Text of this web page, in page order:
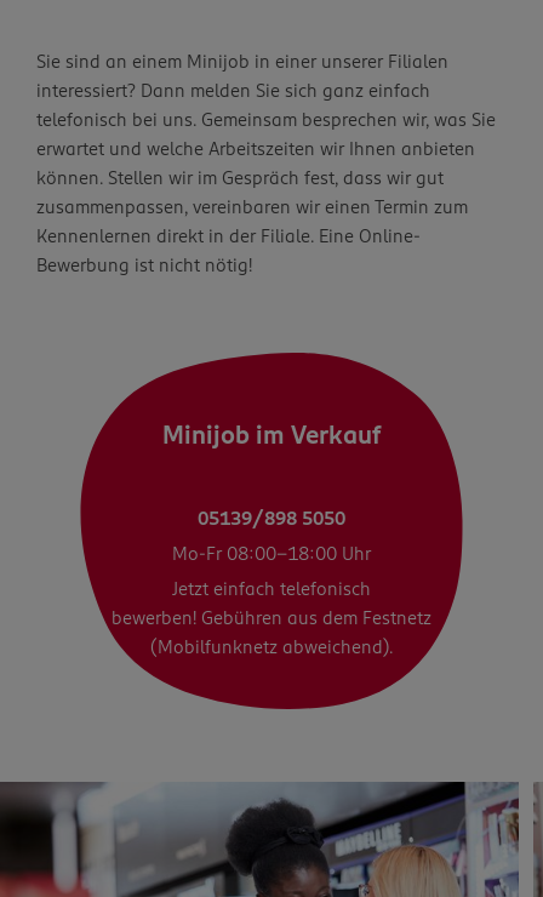
Minijob im Verkauf
05139/898 5050
Mo-Fr 08:00-18:00 Uhr
Jetzt einfach telefonisch
bewerben! Gebühren aus dem Festnetz
(Mobilfunknetz abweichend).
Sie sind an einem Minijob in einer unserer Filialen
interessiert? Dann melden Sie sich ganz einfach
telefonisch bei uns. Gemeinsam besprechen wir, was Sie
erwartet und welche Arbeitszeiten wir Ihnen anbieten
können. Stellen wir im Gespräch fest, dass wir gut
zusammenpassen, vereinbaren wir einen Termin zum
Kennenlernen direkt in der Filiale. Eine Online-
Bewerbung ist nicht nötig!